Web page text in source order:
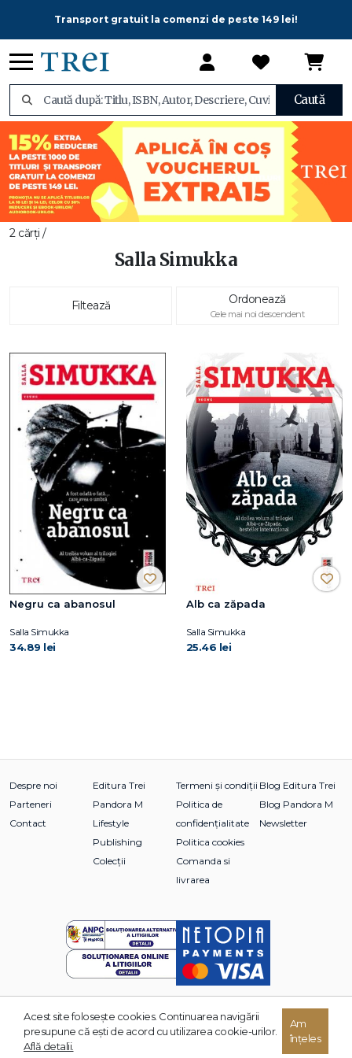
Transport gratuit la comenzi de peste 149 lei!
Caută
2 cărți /
Salla Simukka
Filtează Ordonează
Cele mai noi descendent
Negru ca abanosul
Salla Simukka
34.89 lei
Alb ca zăpada
Salla Simukka
25.46 lei
Despre noi
Parteneri
Contact
Editura Trei
Pandora M
Lifestyle
Publishing
Colecții
Termeni și condiții
Politica de
confidențialitate
Politica cookies
Comanda si
livrarea
Blog Editura Trei
Blog Pandora M
Newsletter
© 2026 Grupul Editorial TREI. Toate drepturile rezervate.
Acest site foloseşte cookies. Continuarea navigării
presupune că eşti de acord cu utilizarea cookie-urilor.
Află detalii.
Am
înțeles